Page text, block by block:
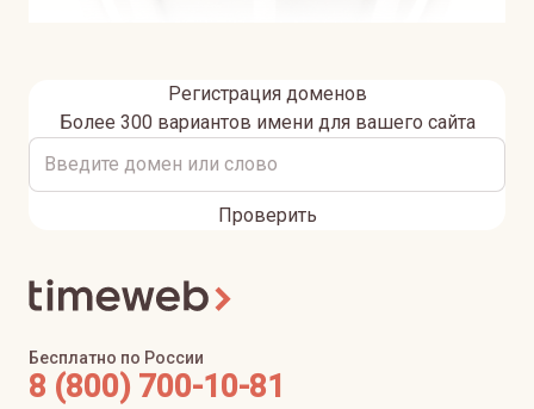
Регистрация доменов
Более 300 вариантов имени для вашего сайта
Проверить
Бесплатно по России
8 (800) 700-10-81